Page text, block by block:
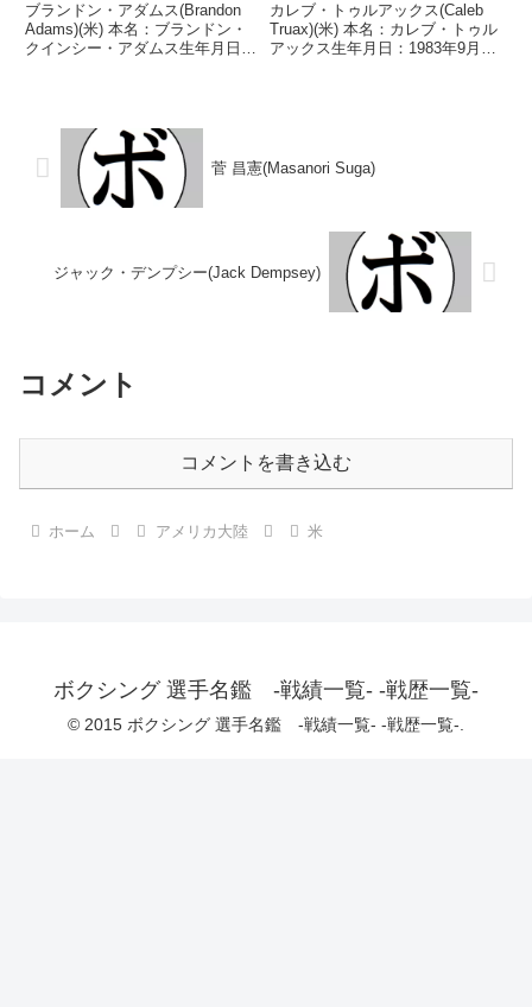
ブランドン・アダムス(Brandon
Adams)(米) 本名：ブランドン・
クインシー・アダムス生年月日：
ーズン5ミドル級優勝WBC米...
カレブ・トゥルアックス(Caleb
Truax)(米) 本名：カレブ・トゥル
アックス生年月日：1983年9月14
菅 昌憲(Masanori Suga)
ジャック・デンプシー(Jack Dempsey)
コメント
コメントを書き込む
ホーム アメリカ大陸 米
ボクシング 選手名鑑 -戦績一覧- -戦歴一覧-
© 2015 ボクシング 選手名鑑 -戦績一覧- -戦歴一覧-.